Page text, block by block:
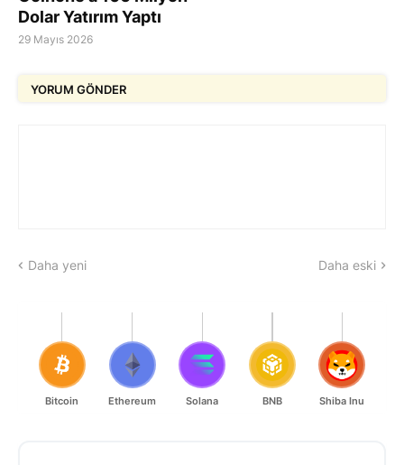
Dolar Yatırım Yaptı
29 Mayıs 2026
YORUM GÖNDER
Daha yeni Daha eski
Bitcoin Ethereum Solana BNB Shiba Inu